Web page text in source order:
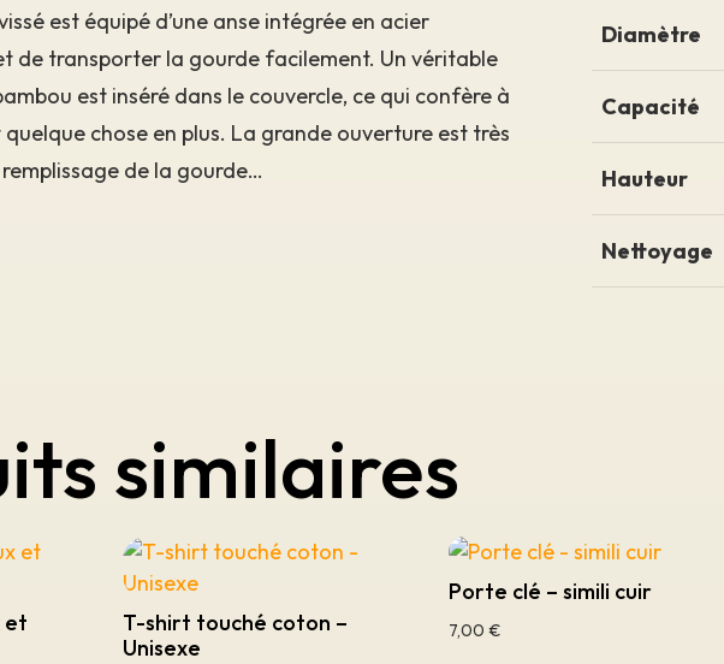
est équipé d’une anse intégrée en acier
de transporter la gourde facilement. Un véritable
est inséré dans le couvercle, ce qui confère à
chose en plus. La grande ouverture est très
de la gourde…
Diamètre
Capacité
Hauteur
Nettoyage
similaires
et
T-shirt touché coton –
Unisexe
Porte clé – simili cuir
7,00 €